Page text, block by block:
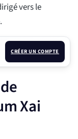
vers le
CRÉER UN COMPTE
Xai